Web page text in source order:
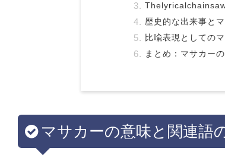
歴史的な出来事と
比喩表現としての
まとめ：マサカー
マサカーの意味と関連語